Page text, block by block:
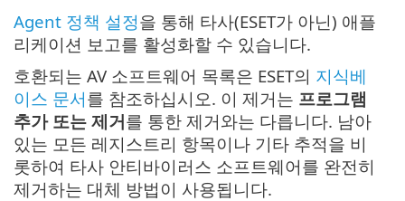
Agent 정책 설정을 통해 타사(ESET가 아닌) 애플
리케이션 보고를 활성화할 수 있습니다.
호환되는 AV 소프트웨어 목록은 ESET의 지식베
이스 문서를 참조하십시오. 이 제거는 프로그램
추가 또는 제거를 통한 제거와는 다릅니다. 남아
있는 모든 레지스트리 항목이나 기타 추적을 비
롯하여 타사 안티바이러스 소프트웨어를 완전히
제거하는 대체 방법이 사용됩니다.